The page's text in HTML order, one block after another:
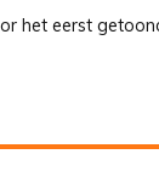
het eerst